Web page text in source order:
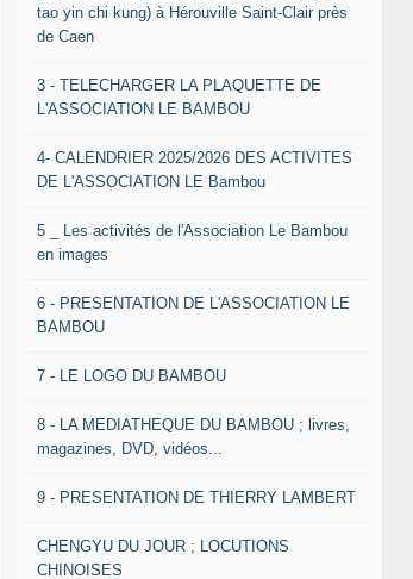
tao yin chi kung) à Hérouville Saint-Clair près
de Caen
3 - TELECHARGER LA PLAQUETTE DE
L'ASSOCIATION LE BAMBOU
4- CALENDRIER 2025/2026 DES ACTIVITES
DE L'ASSOCIATION LE Bambou
5 _ Les activités de l'Association Le Bambou
en images
6 - PRESENTATION DE L'ASSOCIATION LE
BAMBOU
7 - LE LOGO DU BAMBOU
8 - LA MEDIATHEQUE DU BAMBOU ; livres,
magazines, DVD, vidéos...
9 - PRESENTATION DE THIERRY LAMBERT
CHENGYU DU JOUR ; LOCUTIONS
CHINOISES